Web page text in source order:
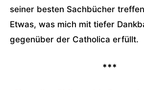
seiner besten Sachbücher
Etwas, was mich mit tiefer
gegenüber der Catholica erfüllt.
***